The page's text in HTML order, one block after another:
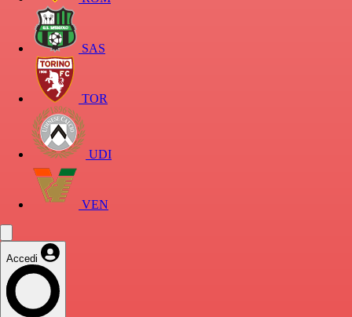
SAS
TOR
UDI
VEN
Accedi